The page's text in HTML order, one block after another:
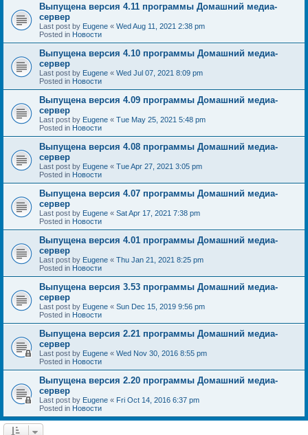
Выпущена версия 4.11 программы Домашний медиа-
сервер
Last post by Eugene « Wed Aug 11, 2021 2:38 pm
Posted in Новости
Выпущена версия 4.10 программы Домашний медиа-
сервер
Last post by Eugene « Wed Jul 07, 2021 8:09 pm
Posted in Новости
Выпущена версия 4.09 программы Домашний медиа-
сервер
Last post by Eugene « Tue May 25, 2021 5:48 pm
Posted in Новости
Выпущена версия 4.08 программы Домашний медиа-
сервер
Last post by Eugene « Tue Apr 27, 2021 3:05 pm
Posted in Новости
Выпущена версия 4.07 программы Домашний медиа-
сервер
Last post by Eugene « Sat Apr 17, 2021 7:38 pm
Posted in Новости
Выпущена версия 4.01 программы Домашний медиа-
сервер
Last post by Eugene « Thu Jan 21, 2021 8:25 pm
Posted in Новости
Выпущена версия 3.53 программы Домашний медиа-
сервер
Last post by Eugene « Sun Dec 15, 2019 9:56 pm
Posted in Новости
Выпущена версия 2.21 программы Домашний медиа-
сервер
Last post by Eugene « Wed Nov 30, 2016 8:55 pm
Posted in Новости
Выпущена версия 2.20 программы Домашний медиа-
сервер
Last post by Eugene « Fri Oct 14, 2016 6:37 pm
Posted in Новости